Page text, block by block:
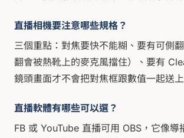
直播相機要注意哪些規格？
三個重點：對焦要快不能糊、要有可側
翻會被熱靴上的麥克風擋住）、要有
鏡頭畫面才不會把對焦框跟數值一起送上
直播軟體有哪些可以選？
FB 或 YouTube 直播可用 OBS，它像導